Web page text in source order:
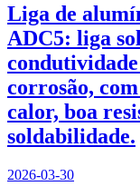
Liga de
ADC5: liga
corrosão,
calor, boa
soldabilidade.
2026-03-30